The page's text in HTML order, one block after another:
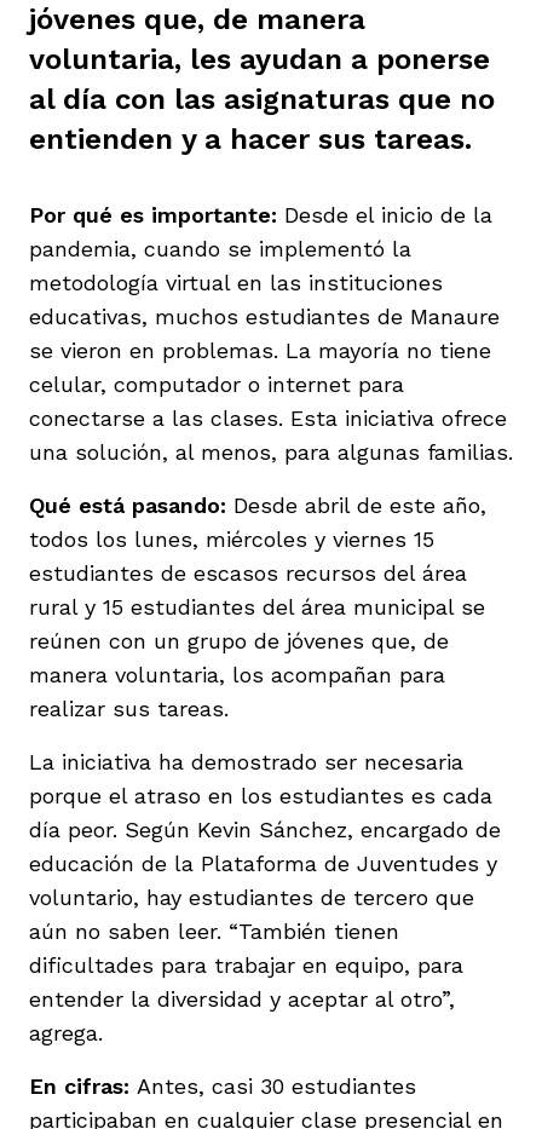
jóvenes que, de manera
voluntaria, les ayudan a ponerse
al día con las asignaturas que no
entienden y a hacer sus tareas.
Por qué es importante: Desde el inicio de la
pandemia, cuando se implementó la
metodología virtual en las instituciones
educativas, muchos estudiantes de Manaure
se vieron en problemas. La mayoría no tiene
celular, computador o internet para
conectarse a las clases. Esta iniciativa ofrece
una solución, al menos, para algunas familias.
Qué está pasando: Desde abril de este año,
todos los lunes, miércoles y viernes 15
estudiantes de escasos recursos del área
rural y 15 estudiantes del área municipal se
reúnen con un grupo de jóvenes que, de
manera voluntaria, los acompañan para
realizar sus tareas.
La iniciativa ha demostrado ser necesaria
porque el atraso en los estudiantes es cada
día peor. Según Kevin Sánchez, encargado de
educación de la Plataforma de Juventudes y
voluntario, hay estudiantes de tercero que
aún no saben leer. “También tienen
dificultades para trabajar en equipo, para
entender la diversidad y aceptar al otro”,
agrega.
En cifras: Antes, casi 30 estudiantes
participaban en cualquier clase presencial en
2023
Baja
del Cesar
Ana
periodistas locales
nuestro contenido